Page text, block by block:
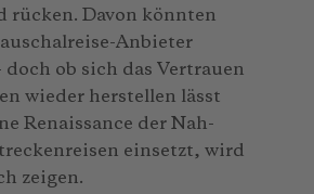
rücken. Davon könnten
Anbieter
ob sich das Vertrauen
wieder herstellen lässt
Renaissance der Nah-
einsetzt, wird
zeigen.